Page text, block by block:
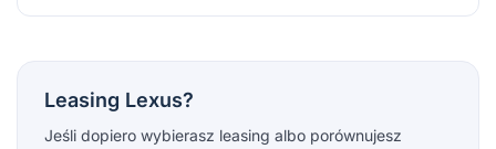
Leasing Lexus?
Jeśli dopiero wybierasz leasing albo porównujesz